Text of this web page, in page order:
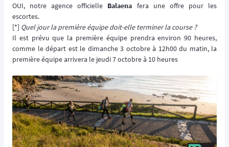
OUI, notre agence officielle Balaena fera une offre pour les
escortes.
[*] Quel jour la première équipe doit-elle terminer la course ?
Il est prévu que la première équipe prendra environ 90 heures,
comme le départ est le dimanche 3 octobre à 12h00 du matin, la
première équipe arrivera le jeudi 7 octobre à 10 heures